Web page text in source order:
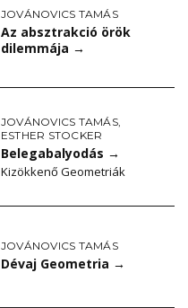
JOVÁNOVICS TAMÁS
Az absztrakció örök
dilemmája →
JOVÁNOVICS TAMÁS,
ESTHER STOCKER
Belegabalyodás →
Kizökkenő Geometriák
JOVÁNOVICS TAMÁS
Dévaj Geometria →